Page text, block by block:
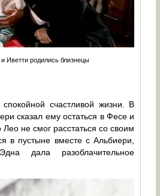
Иветти родились близнецы
счастливой жизни. В
сказал ему остаться в Фесе и
не смог расстаться со своим
в пустыне вместе с Альбиери,
дала разоблачительное